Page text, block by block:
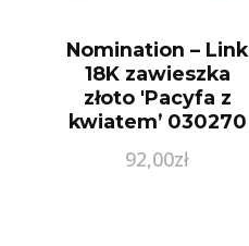
Nomination – Link
18K zawieszka
złoto 'Pacyfa z
kwiatem’ 030270
92,00zł